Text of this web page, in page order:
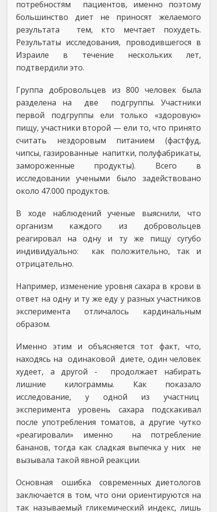
потребностям пациентов, именно поэтому
большинство диет не приносят желаемого
результата тем, кто мечтает похудеть.
Результаты исследования, проводившегося в
Израиле в течение нескольких лет,
подтвердили это.
Группа добровольцев из 800 человек была
разделена на две подгруппы. Участники
первой подгруппы ели только «здоровую»
пищу, участники второй — ели то, что принято
считать нездоровым питанием (фастфуд,
чипсы, газированные напитки, полуфабрикаты,
замороженные продукты). Всего в
исследовании учеными было задействовано
около 47.000 продуктов.
В ходе наблюдений ученые выяснили, что
организм каждого из добровольцев
реагировал на одну и ту же пищу сугубо
индивидуально: как положительно, так и
отрицательно.
Например, изменение уровня сахара в крови в
ответ на одну и ту же еду у разных участников
эксперимента отличалось кардинальным
образом.
Именно этим и объясняется тот факт, что,
находясь на одинаковой диете, один человек
худеет, а другой - продолжает набирать
лишние килограммы. Как показало
исследование, у одной из участниц
эксперимента уровень сахара подскакивал
после употребления томатов, а другие чутко
«реагировали» именно на потребление
бананов, тогда как сладкая выпечка у них не
вызывала такой явной реакции.
Основная ошибка современных диетологов
заключается в том, что они ориентируются на
так называемый гликемический индекс, лишь